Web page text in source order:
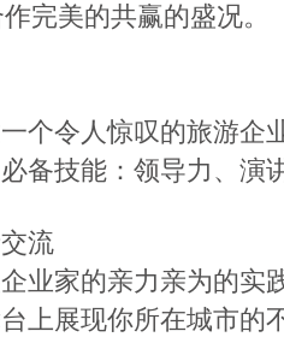
完美的共赢的盛况。
个令人惊叹的旅游企
备技能：领导力、演
流
业家的亲力亲为的实
上展现你所在城市的